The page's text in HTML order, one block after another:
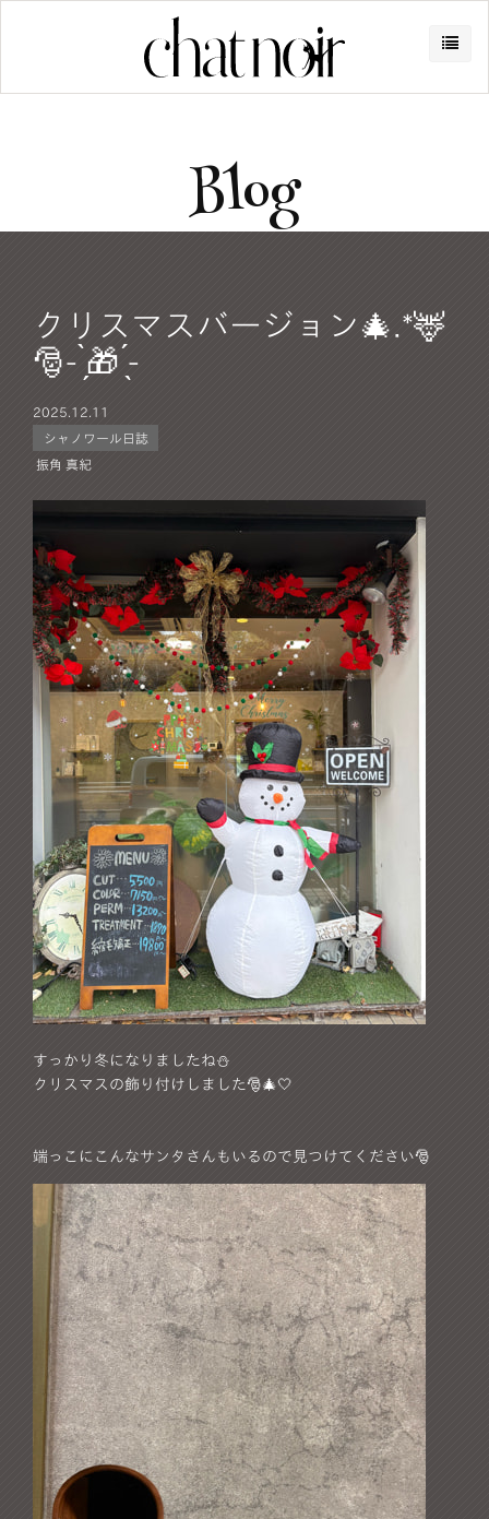
Blog
クリスマスバージョン🎄.*🦌
🎅- ̗̀🎁 ̖́-
2025. 12.11
シャノワール日誌
振角 真紀
すっかり冬になりましたね⛄️
クリスマスの飾り付けしました🎅🎄🤍
端っこにこんなサンタさんもいるので見つけてください🎅